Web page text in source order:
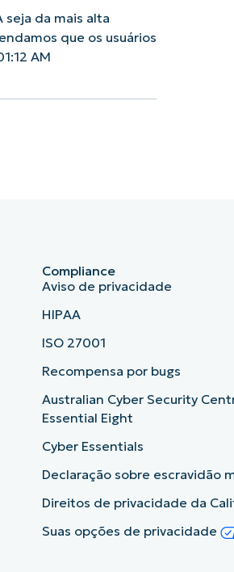
da mais alta
que os usuários
AM
Compliance
Aviso de privacidade
HIPAA
ISO 27001
Recompensa por bugs
Australian Cyber Security
Essential Eight
Cyber Essentials
Declaração sobre escravidão
Direitos de privacidade da
Suas opções de privacidade